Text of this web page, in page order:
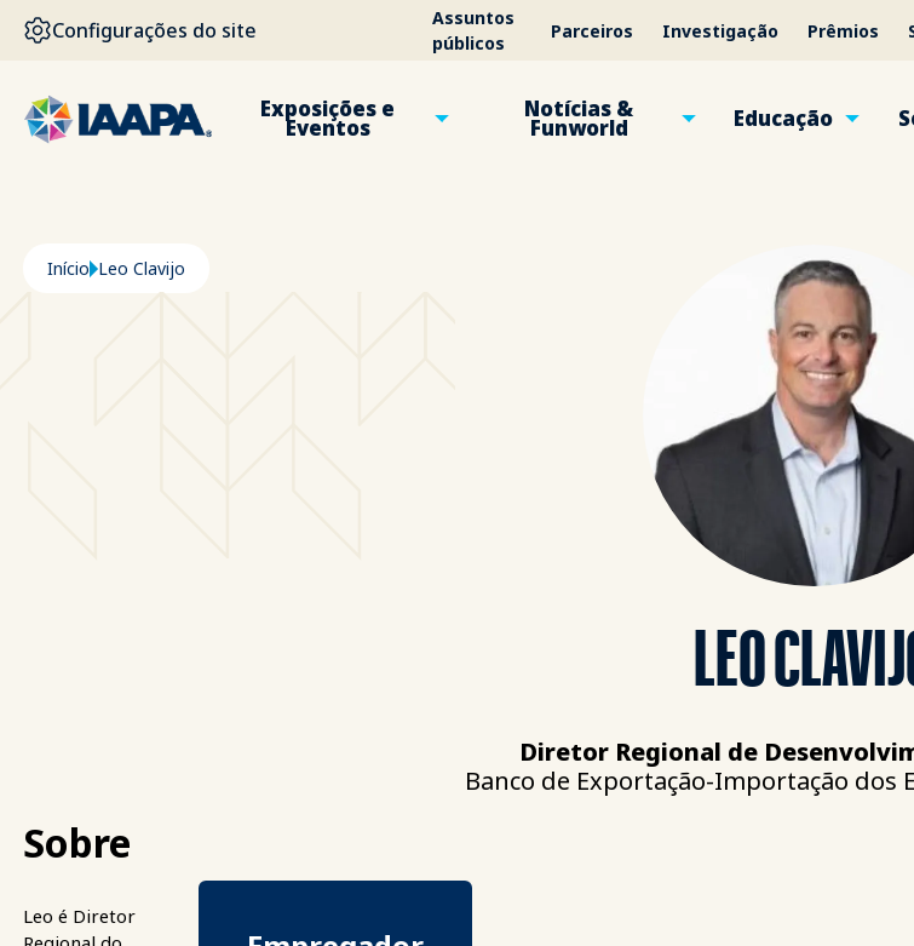
PASSAR PARA O CONTEÚDO PRINCIPAL
Configurações do site
Assuntos
públicos
Parceiros Investigação Prêmios
Exposições e
Eventos
Notícias &
Funworld Educação
Navegação estrutural
Início Leo Clavijo
LEO
Diretor Regional de
Banco de Exportação-Importação dos
Sobre
Leo é Diretor